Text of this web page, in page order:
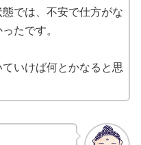
では、不安で仕方がな
たです。
いけば何とかなると思